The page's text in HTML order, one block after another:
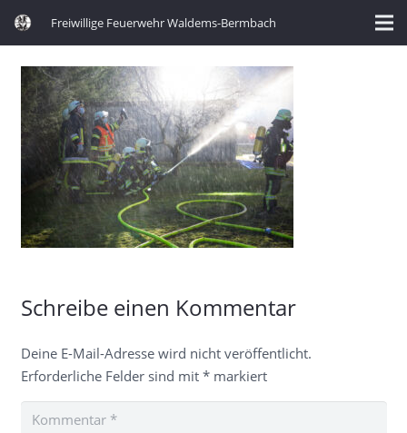
Freiwillige Feuerwehr Waldems-Bermbach
Schreibe einen Kommentar
Deine E-Mail-Adresse wird nicht veröffentlicht.
Erforderliche Felder sind mit *markiert